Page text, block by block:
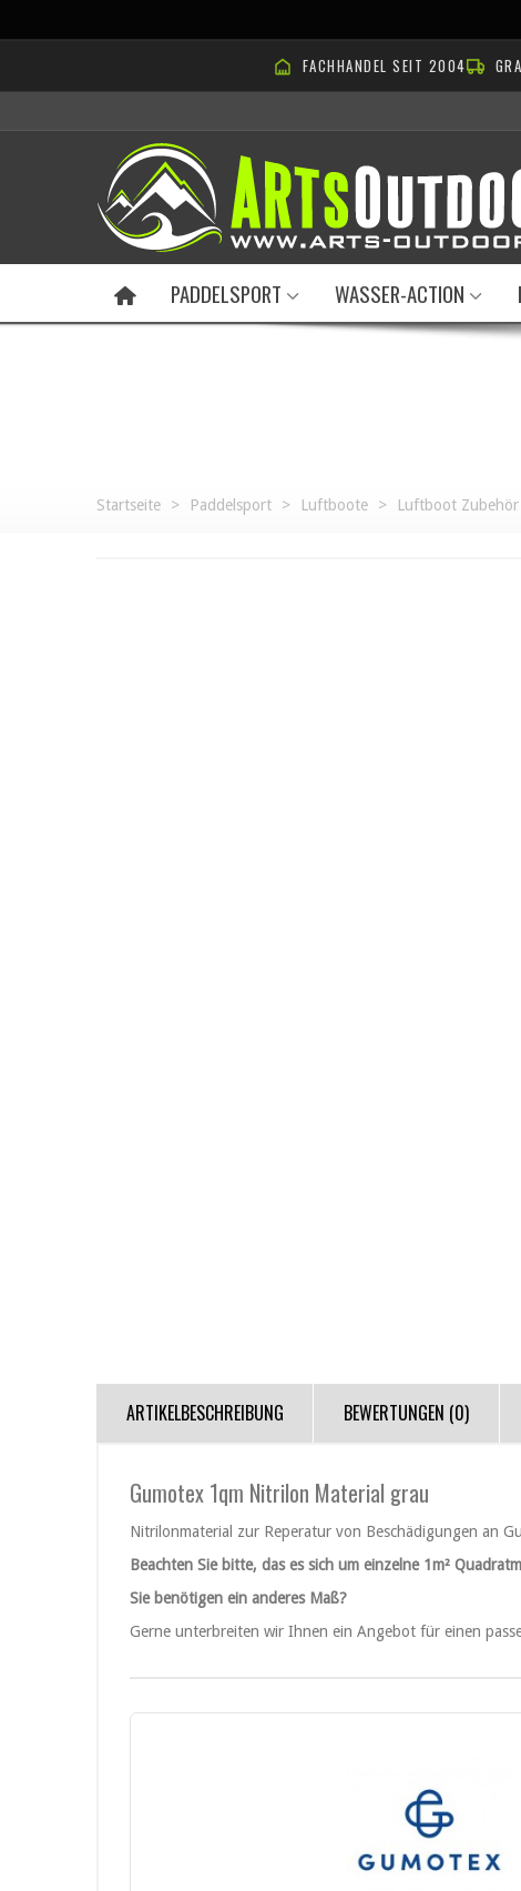
FACHHANDEL SEIT 2004
PADDELSPORT WASSER-ACTION
Startseite > Paddelsport > Luftboote > Luftboot Zubehör
ARTIKELBESCHREIBUNG BEWERTUNGEN (0)
Gumotex 1qm Nitrilon Material grau
Nitrilonmaterial zur Reperatur von Beschädigungen an
Beachten Sie bitte, das es sich um einzelne 1m²
Sie benötigen ein anderes Maß?
Gerne unterbreiten wir Ihnen ein Angebot für einen